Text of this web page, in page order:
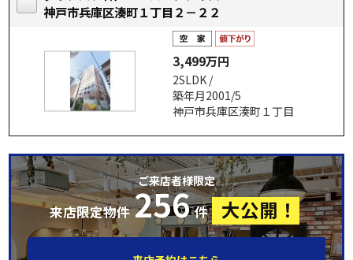
神戸市兵庫区湊町１丁目２－２２
3,499万円
2SLDK /
築年月2001/5
神戸市兵庫区湊町１丁目
ご来店者様限定
来店限定物件 256 件 大公開！